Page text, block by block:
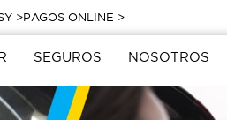
>PAGOS ONLINE >
SEGUROS NOSOTROS